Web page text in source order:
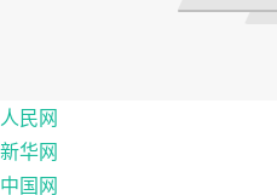
人民网
新华网
中国网